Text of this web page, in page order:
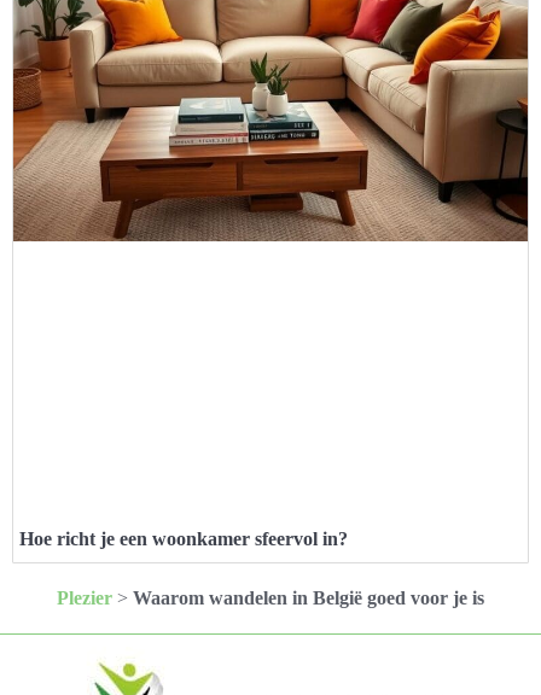
Hoe richt je een woonkamer sfeervol in?
Plezier > Waarom wandelen in België goed voor je is